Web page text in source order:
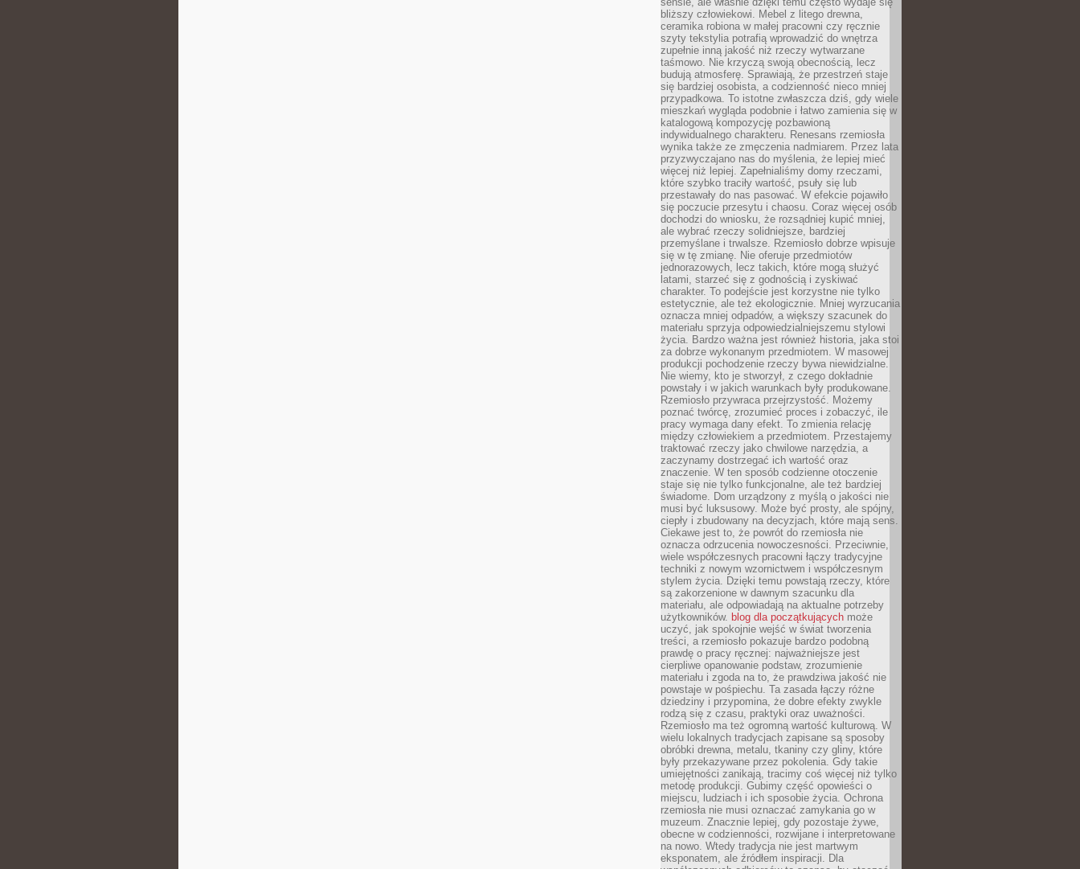
bliższy człowiekowi. Mebel z litego drewna,
ceramika robiona w małej pracowni czy ręcznie
szyty tekstylia potrafią wprowadzić do wnętrza
zupełnie inną jakość niż rzeczy wytwarzane
taśmowo. Nie krzyczą swoją obecnością, lecz
budują atmosferę. Sprawiają, że przestrzeń staje
się bardziej osobista, a codzienność nieco mniej
przypadkowa. To istotne zwłaszcza dziś, gdy wiele
mieszkań wygląda podobnie i łatwo zamienia się w
katalogową kompozycję pozbawioną
indywidualnego charakteru. Renesans rzemiosła
wynika także ze zmęczenia nadmiarem. Przez lata
przyzwyczajano nas do myślenia, że lepiej mieć
więcej niż lepiej. Zapełnialiśmy domy rzeczami,
które szybko traciły wartość, psuły się lub
przestawały do nas pasować. W efekcie pojawiło
się poczucie przesytu i chaosu. Coraz więcej osób
dochodzi do wniosku, że rozsądniej kupić mniej,
ale wybrać rzeczy solidniejsze, bardziej
przemyślane i trwalsze. Rzemiosło dobrze wpisuje
się w tę zmianę. Nie oferuje przedmiotów
jednorazowych, lecz takich, które mogą służyć
latami, starzeć się z godnością i zyskiwać
charakter. To podejście jest korzystne nie tylko
estetycznie, ale też ekologicznie. Mniej wyrzucania
oznacza mniej odpadów, a większy szacunek do
materiału sprzyja odpowiedzialniejszemu stylowi
życia. Bardzo ważna jest również historia, jaka stoi
za dobrze wykonanym przedmiotem. W masowej
produkcji pochodzenie rzeczy bywa niewidzialne.
Nie wiemy, kto je stworzył, z czego dokładnie
powstały i w jakich warunkach były produkowane.
Rzemiosło przywraca przejrzystość. Możemy
poznać twórcę, zrozumieć proces i zobaczyć, ile
pracy wymaga dany efekt. To zmienia relację
między człowiekiem a przedmiotem. Przestajemy
traktować rzeczy jako chwilowe narzędzia, a
zaczynamy dostrzegać ich wartość oraz
znaczenie. W ten sposób codzienne otoczenie
staje się nie tylko funkcjonalne, ale też bardziej
świadome. Dom urządzony z myślą o jakości nie
musi być luksusowy. Może być prosty, ale spójny,
ciepły i zbudowany na decyzjach, które mają sens.
Ciekawe jest to, że powrót do rzemiosła nie
oznacza odrzucenia nowoczesności. Przeciwnie,
wiele współczesnych pracowni łączy tradycyjne
techniki z nowym wzornictwem i współczesnym
stylem życia. Dzięki temu powstają rzeczy, które
są zakorzenione w dawnym szacunku dla
materiału, ale odpowiadają na aktualne potrzeby
użytkowników. blog dla początkujących może
uczyć, jak spokojnie wejść w świat tworzenia
treści, a rzemiosło pokazuje bardzo podobną
prawdę o pracy ręcznej: najważniejsze jest
cierpliwe opanowanie podstaw, zrozumienie
materiału i zgoda na to, że prawdziwa jakość nie
powstaje w pośpiechu. Ta zasada łączy różne
dziedziny i przypomina, że dobre efekty zwykle
rodzą się z czasu, praktyki oraz uważności.
Rzemiosło ma też ogromną wartość kulturową. W
wielu lokalnych tradycjach zapisane są sposoby
obróbki drewna, metalu, tkaniny czy gliny, które
były przekazywane przez pokolenia. Gdy takie
umiejętności zanikają, tracimy coś więcej niż tylko
metodę produkcji. Gubimy część opowieści o
miejscu, ludziach i ich sposobie życia. Ochrona
rzemiosła nie musi oznaczać zamykania go w
muzeum. Znacznie lepiej, gdy pozostaje żywe,
obecne w codzienności, rozwijane i interpretowane
na nowo. Wtedy tradycja nie jest martwym
eksponatem, ale źródłem inspiracji. Dla